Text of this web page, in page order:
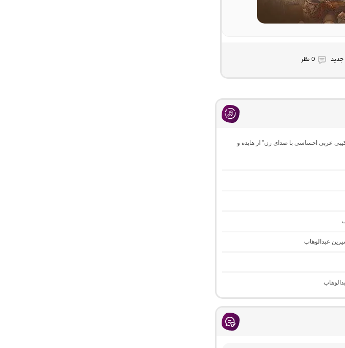
0 نظر
عربی احساسی با صدای زن” از هایده و
عبدالوهاب